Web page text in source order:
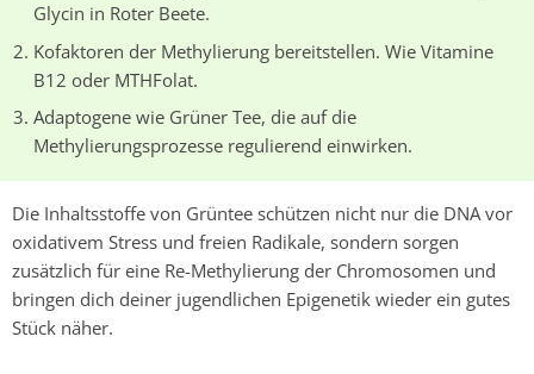
Glycin in Roter Beete.
Kofaktoren der Methylierung bereitstellen. Wie Vitamine
B12 oder MTHFolat.
Adaptogene wie Grüner Tee, die auf die
Methylierungsprozesse regulierend einwirken.
Die Inhaltsstoffe von Grüntee schützen nicht nur die DNA vor
oxidativem Stress und freien Radikale, sondern sorgen
zusätzlich für eine Re-Methylierung der Chromosomen und
bringen dich deiner jugendlichen Epigenetik wieder ein gutes
Stück näher.